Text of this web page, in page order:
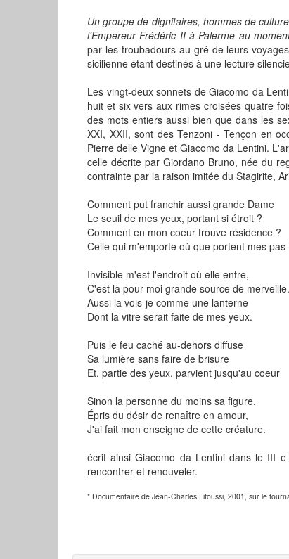
Un groupe de dignitaires, hommes de
l'Empereur Frédéric II à Palerme au
par les troubadours au gré de leurs
sicilienne étant destinés à une lecture
Les vingt-deux sonnets de Giacomo da
huit et six vers aux rimes croisées quatre
des mots entiers aussi bien que dans les
XXI, XXII, sont des Tenzoni - Tençon en
Pierre delle Vigne et Giacomo da Lentini.
celle décrite par Giordano Bruno, née du
contrainte par la raison imitée du Stagirite,
Comment put franchir aussi grande Dame
Le seuil de mes yeux, portant si étroit ?
Comment en mon coeur trouve résidence ?
Celle qui m'emporte où que portent mes pas
Invisible m'est l'endroit où elle entre,
C'est là pour moi grande source de merveille.
Aussi la vois-je comme une lanterne
Dont la vitre serait faite de mes yeux.
Puis le feu caché au-dehors diffuse
Sa lumière sans faire de brisure
Et, partie des yeux, parvient jusqu'au coeur
Sinon la personne du moins sa figure.
Épris du désir de renaître en amour,
J'ai fait mon enseigne de cette créature.
écrit ainsi Giacomo da Lentini dans le III
rencontrer et renouveler.
* Documentaire de Jean-Charles Fitoussi, 2001, sur le